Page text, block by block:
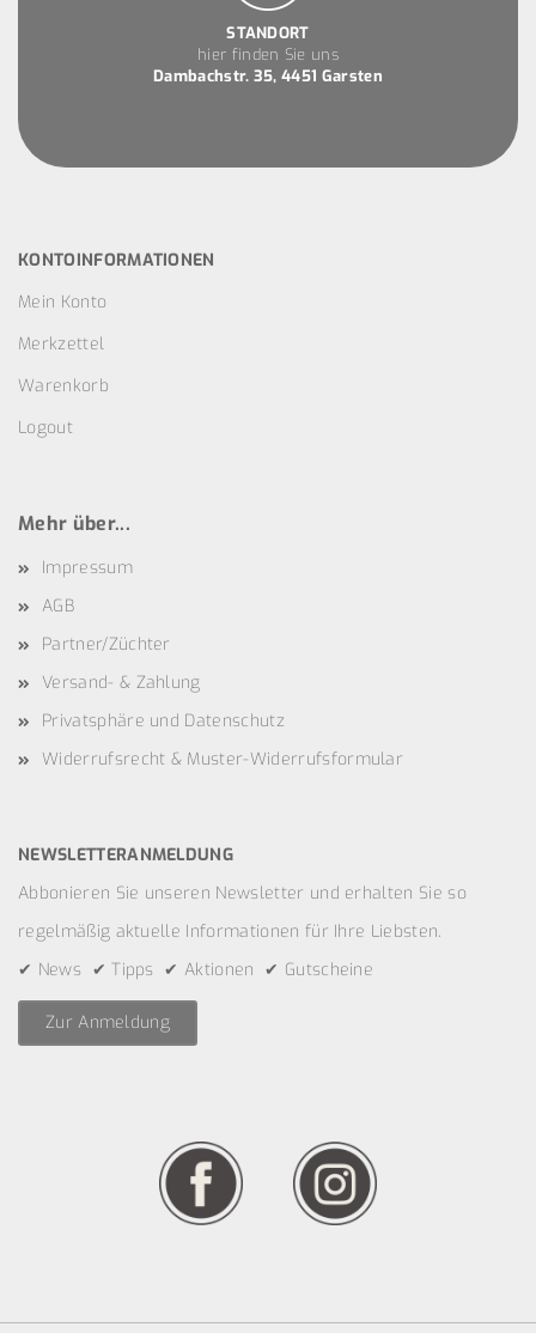
STANDORT
hier finden Sie uns
Dambachstr. 35, 4451 Garsten
KONTOINFORMATIONEN
Mein Konto
Merkzettel
Warenkorb
Logout
Mehr über...
Impressum
AGB
Partner/Züchter
Versand- & Zahlung
Privatsphäre und Datenschutz
Widerrufsrecht & Muster-Widerrufsformular
NEWSLETTERANMELDUNG
Abbonieren Sie unseren Newsletter und erhalten Sie so
regelmäßig aktuelle Informationen für Ihre Liebsten.
✔ News ✔ Tipps ✔ Aktionen ✔ Gutscheine
Zur Anmeldung